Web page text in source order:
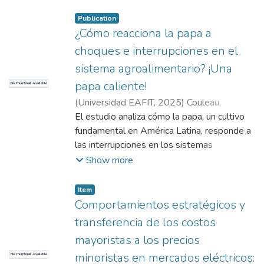
en el sector. El documento examina la
infraestructura actual, los sistemas de
producción empleados, y las limitaciones
que enfrentan estas organizaciones para
modernizar sus procesos.
No Thumbnail Available
Publication
¿Cómo reacciona la papa a
choques e interrupciones en el
sistema agroalimentario? ¡Una
papa caliente!
(Universidad EAFIT, 2025) Couleau,
Anabelle; Muñoz-Mora, Juan Carlos ;Caly-
Amador, Tatiana;Mejía-Tejada, Daniela;
Inter-American Development Bank (IADB)
Universidad EAFIT
El estudio analiza cómo la papa, un cultivo
fundamental en América Latina, responde a
las interrupciones en los sistemas
agroalimentarios. La investigación examina
choques como la pandemia de COVID-19,
cambios climáticos extremos y conflictos
geopolíticos recientes. La papa se destaca
como un cultivo estratégico para la
seguridad alimentaria en la región, con una
notable capacidad de adaptación a diversas
Show more
No Thumbnail Available
Item
Comportamientos estratégicos y
transferencia de los costos
mayoristas a los precios
minoristas en mercados eléctricos: